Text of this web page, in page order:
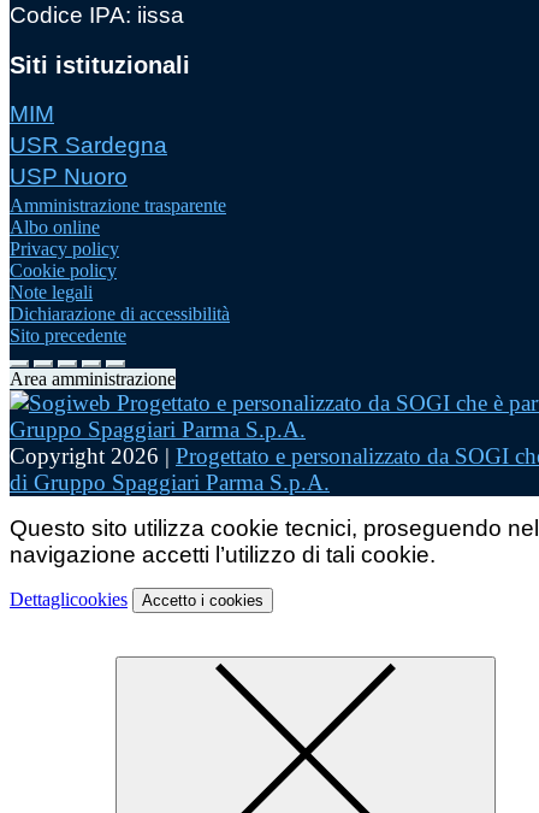
Codice IPA: iissa
Siti istituzionali
MIM
USR Sardegna
USP Nuoro
Amministrazione trasparente
Albo online
Privacy policy
Cookie policy
Note legali
Dichiarazione di accessibilità
Sito precedente
Area amministrazione
Copyright 2026 | Progettato e personalizzato da SOGI
di Gruppo Spaggiari Parma S.p.A.
Questo sito utilizza cookie tecnici, proseguendo
navigazione accetti l’utilizzo di tali cookie.
Dettaglicookies Accetto i cookies